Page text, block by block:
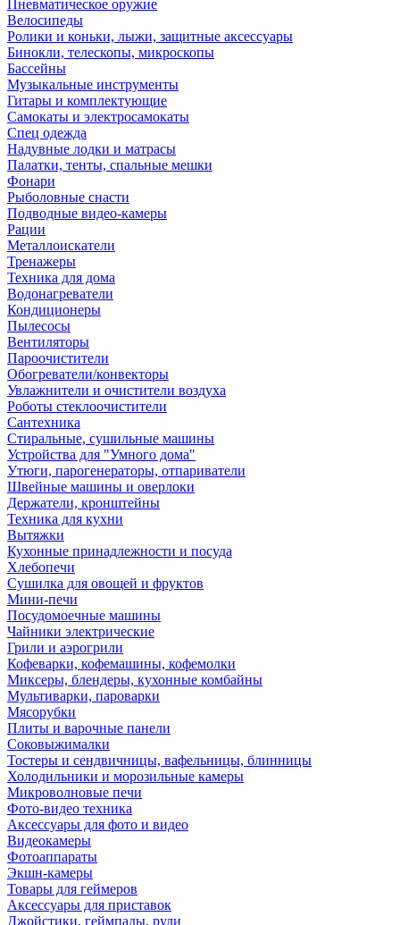
Пневматическое оружие
Велосипеды
Ролики и коньки, лыжи, защитные аксессуары
Бинокли, телескопы, микроскопы
Бассейны
Музыкальные инструменты
Гитары и комплектующие
Самокаты и электросамокаты
Спец одежда
Надувные лодки и матрасы
Палатки, тенты, спальные мешки
Фонари
Рыболовные снасти
Подводные видео-камеры
Рации
Металлоискатели
Тренажеры
Техника для дома
Водонагреватели
Кондиционеры
Пылесосы
Вентиляторы
Пароочистители
Обогреватели/конвекторы
Увлажнители и очистители воздуха
Роботы стеклоочистители
Сантехника
Стиральные, сушильные машины
Устройства для "Умного дома"
Утюги, парогенераторы, отпариватели
Швейные машины и оверлоки
Держатели, кронштейны
Техника для кухни
Вытяжки
Кухонные принадлежности и посуда
Хлебопечи
Сушилка для овощей и фруктов
Мини-печи
Посудомоечные машины
Чайники электрические
Грили и аэрогрили
Кофеварки, кофемашины, кофемолки
Миксеры, блендеры, кухонные комбайны
Мультиварки, пароварки
Мясорубки
Плиты и варочные панели
Соковыжималки
Тостеры и сендвичницы, вафельницы, блинницы
Холодильники и морозильные камеры
Микроволновые печи
Фото-видео техника
Аксессуары для фото и видео
Видеокамеры
Фотоаппараты
Экшн-камеры
Товары для геймеров
Аксессуары для приставок
Джойстики, геймпады, рули